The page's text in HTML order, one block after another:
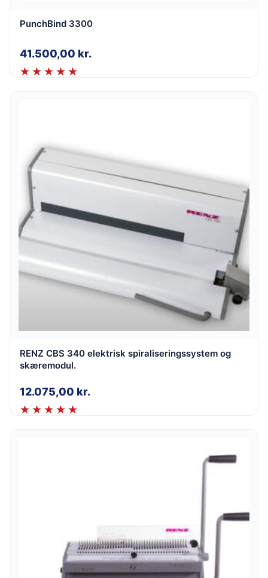
PunchBind 3300
41.500,00 kr.
RENZ CBS 340 elektrisk spiraliseringssystem og
skæremodul.
12.075,00 kr.